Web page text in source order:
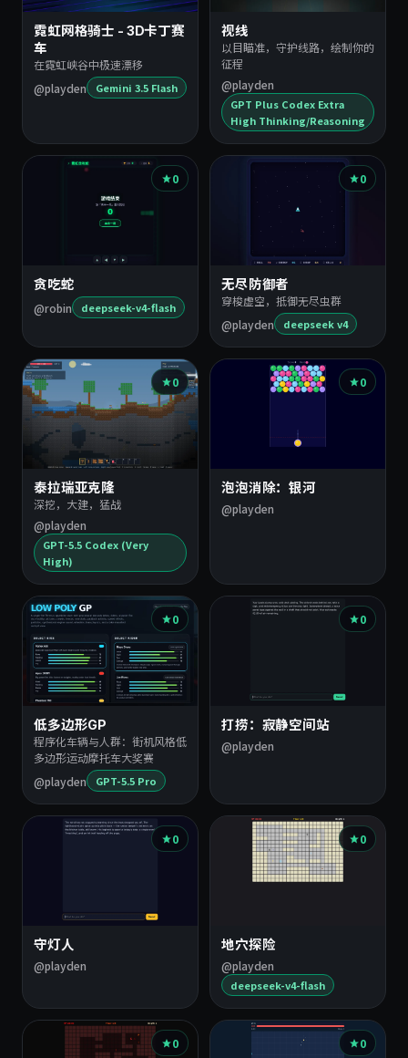
霓虹网格骑士 - 3D卡丁赛
车
在霓虹峡谷中极速漂移
@playden
Gemini 3.5 Flash
视线
以目瞄准，守护线路，绘制你的
征程
@playden
GPT Plus Codex Extra
High Thinking/Reasoning
0
贪吃蛇
@robin
deepseek-v4-flash
0
无尽防御者
穿梭虚空，抵御无尽虫群
@playden
deepseek v4
0
泰拉瑞亚克隆
深挖，大建，猛战
@playden
GPT-5.5 Codex (Very
High)
0
泡泡消除：银河
@playden
0
低多边形GP
程序化车辆与人群：街机风格低
多边形运动摩托车大奖赛
@playden
GPT-5.5 Pro
0
打捞：寂静空间站
@playden
0
守灯人
@playden
0
地穴探险
@playden
deepseek-v4-flash
0 0